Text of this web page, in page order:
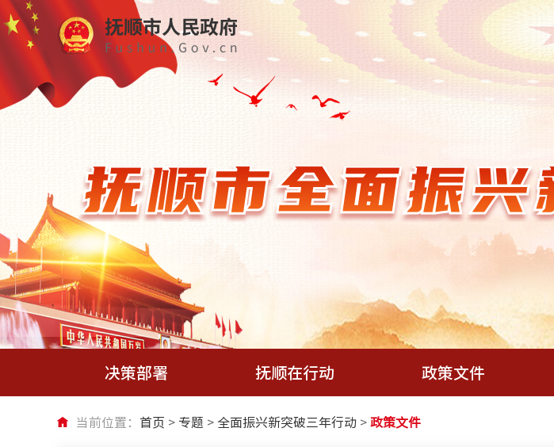
决策部署 抚顺在行动 政策文件
当前位置： 首页 > 专题 > 全面振兴新突破三年行动 >政策文件